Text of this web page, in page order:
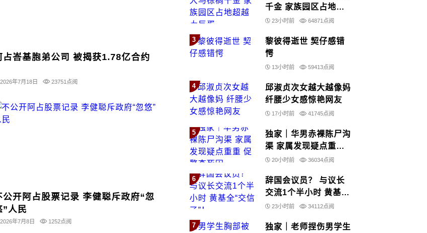
占峇基胞弟公司 被揭获1.78亿合约
2026年7月18日 23751点阅
公开阿占股票记录 李健聪斥政府“忽
”人民
2026年7月8日 1252点阅
千金 家族园区占地超
越大巨蛋
23小时前 64871点阅
3
黎彼得逝世 契仔感错
愕
13小时前 59413点阅
4
邱淑贞次女越大越像妈
纤腰少女感惊艳网友
17小时前 41745点阅
5
独家｜华男赤裸陈尸沟
渠 家属发现疑点重重
促警查死因
20小时前 36034点阅
6
辞国会议员？ 与议长
交流1个半小时 黄基全
“交信了”！
23小时前 34112点阅
7
独家｜老师捏伤男学生